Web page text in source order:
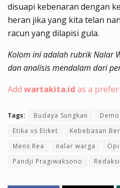
disuapi kebenaran dengan
heran jika yang kita telan
racun yang dilapisi gula.
Kolom ini adalah rubrik Nalar
dan analisis mendalam dari
Add wartakita.id as a
Tags: Budaya Sungkan
Etika vs Etiket
Kebebasan
Mens Rea
nalar warga
Pandji Pragiwaksono